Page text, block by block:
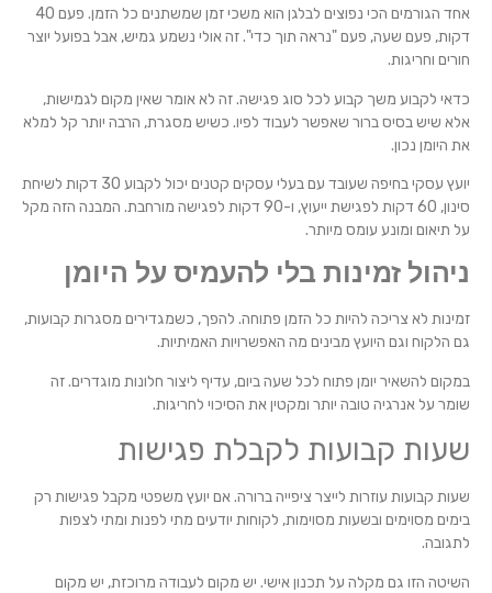
אחד הגורמים הכי נפוצים לבלגן הוא משכי זמן שמשתנים כל הזמן. פעם 40
דקות, פעם שעה, פעם "נראה תוך כדי". זה אולי נשמע גמיש, אבל בפועל יוצר
חורים וחריגות.
כדאי לקבוע משך קבוע לכל סוג פגישה. זה לא אומר שאין מקום לגמישות,
אלא שיש בסיס ברור שאפשר לעבוד לפיו. כשיש מסגרת, הרבה יותר קל למלא
את היומן נכון.
יועץ עסקי בחיפה שעובד עם בעלי עסקים קטנים יכול לקבוע 30 דקות לשיחת
סינון, 60 דקות לפגישת ייעוץ, ו-90 דקות לפגישה מורחבת. המבנה הזה מקל
על תיאום ומונע עומס מיותר.
ניהול זמינות בלי להעמיס על היומן
זמינות לא צריכה להיות כל הזמן פתוחה. להפך, כשמגדירים מסגרות קבועות,
גם הלקוח וגם היועץ מבינים מה האפשרויות האמיתיות.
במקום להשאיר יומן פתוח לכל שעה ביום, עדיף ליצור חלונות מוגדרים. זה
שומר על אנרגיה טובה יותר ומקטין את הסיכוי לחריגות.
שעות קבועות לקבלת פגישות
שעות קבועות עוזרות לייצר ציפייה ברורה. אם יועץ משפטי מקבל פגישות רק
בימים מסוימים ובשעות מסוימות, לקוחות יודעים מתי לפנות ומתי לצפות
לתגובה.
השיטה הזו גם מקלה על תכנון אישי. יש מקום לעבודה מרוכזת, יש מקום